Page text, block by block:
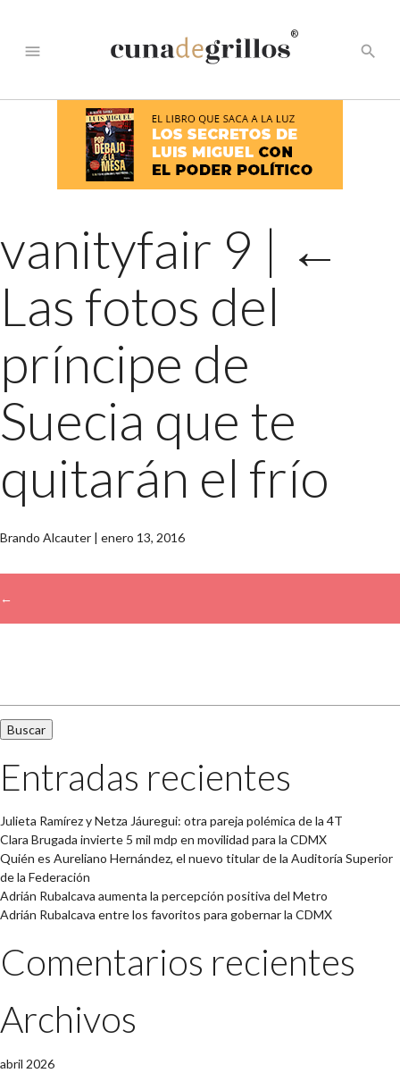
menu
®
search
vanityfair 9 | ←
Las fotos del
príncipe de
Suecia que te
quitarán el frío
Brando Alcauter | enero 13, 2016
←
Entradas recientes
Julieta Ramírez y Netza Jáuregui: otra pareja polémica de la 4T
Clara Brugada invierte 5 mil mdp en movilidad para la CDMX
Quién es Aureliano Hernández, el nuevo titular de la Auditoría Superior
de la Federación
Adrián Rubalcava aumenta la percepción positiva del Metro
Adrián Rubalcava entre los favoritos para gobernar la CDMX
Comentarios recientes
Archivos
abril 2026